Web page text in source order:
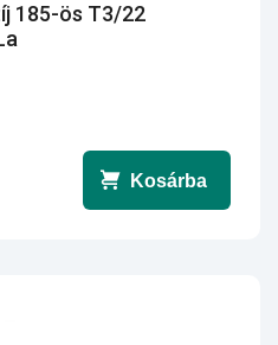
185-ös T3/22
Kosárba